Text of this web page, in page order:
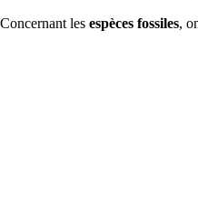
Concernant les espèces fossiles,